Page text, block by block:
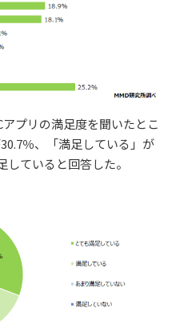
プリの満足度を聞いたとこ
％、「満足している」が
ていると回答した。